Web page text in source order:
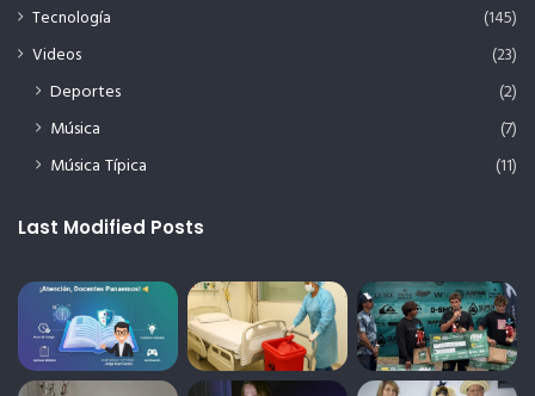
Tecnología
(145)
Videos
(23)
Deportes
(2)
Música
(7)
Música Típica
(11)
Last Modified Posts